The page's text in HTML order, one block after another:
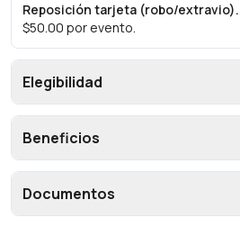
Reposición tarjeta (robo/extravio).
$50.00 por evento.
Elegibilidad
Beneficios
Documentos